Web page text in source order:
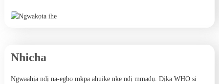
Nhicha
Ngwaahịa ndị na-egbo mkpa ahụike nke ndị mmadụ. Dịka WHO si